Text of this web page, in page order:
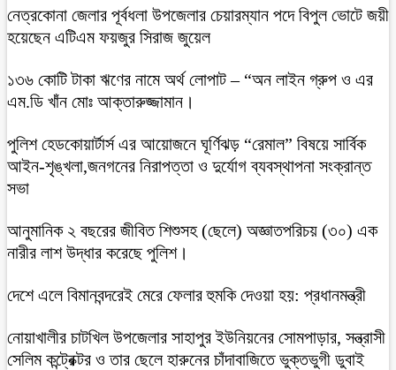
নেত্রকোনা জেলার পূর্বধলা উপজেলার চেয়ারম্যান পদে বিপুল ভোটে জয়ী
হয়েছেন এটিএম ফয়জুর সিরাজ জুয়েল
১৩৬ কোটি টাকা ঋণের নামে অর্থ লোপাট – “অন লাইন গ্রুপ ও এর
এম.ডি খাঁন মোঃ আক্তারুজ্জামান।
পুলিশ হেডকোয়ার্টার্স এর আয়োজনে ঘূর্ণিঝড় “রেমাল” বিষয়ে সার্বিক
আইন-শৃঙ্খলা,জনগনের নিরাপত্তা ও দুর্যোগ ব্যবস্থাপনা সংক্রান্ত
সভা
আনুমানিক ২ বছরের জীবিত শিশুসহ (ছেলে) অজ্ঞাতপরিচয় (৩০) এক
নারীর লাশ উদ্ধার করেছে পুলিশ।
দেশে এলে বিমানবন্দরেই মেরে ফেলার হুমকি দেওয়া হয়: প্রধানমন্ত্রী
নোয়াখালীর চাটখিল উপজেলার সাহাপুর ইউনিয়নের সোমপাড়ার, সন্ত্রাসী
সেলিম কন্ট্রেক্টর ও তার ছেলে হারুনের চাঁদাবাজিতে ভুক্তভুগী ডুবাই